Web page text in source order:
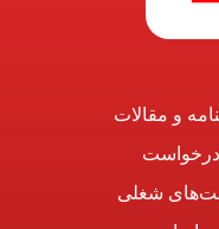
و مقالات
شغلی